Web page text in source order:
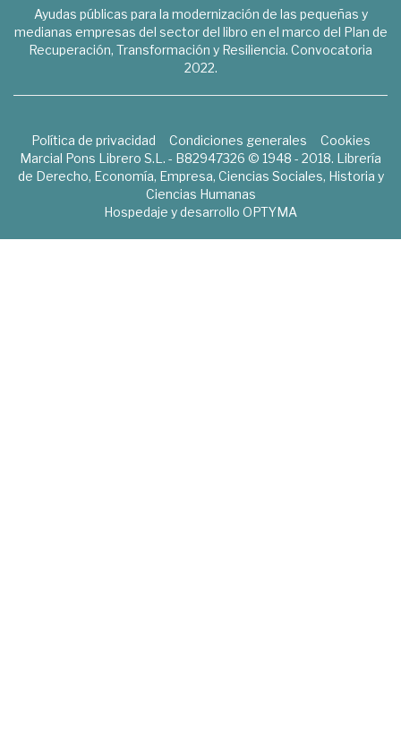
Ayudas públicas para la modernización de las pequeñas y
medianas empresas del sector del libro en el marco del Plan de
Recuperación, Transformación y Resiliencia. Convocatoria
2022.
Política de privacidad Condiciones generales
Cookies
Marcial Pons Librero S.L. - B82947326 © 1948 - 2018. Librería
de Derecho, Economía, Empresa, Ciencias Sociales, Historia y
Ciencias Humanas
Hospedaje y desarrollo OPTYMA